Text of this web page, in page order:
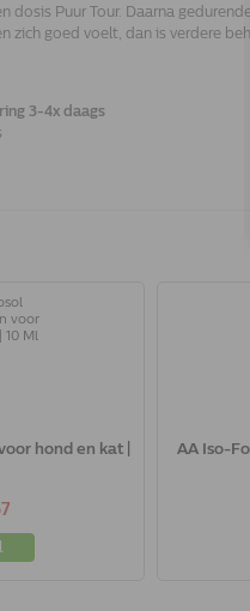
dosis Puur Tour. Daarna
zich goed voelt, dan is verdere
3-4x daags
hond en kat |
AA Iso-